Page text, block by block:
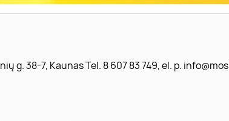
g. 38-7, Kaunas Tel. 8 607 83 749, el. p.